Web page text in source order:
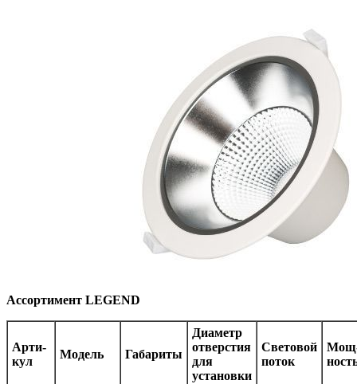
Ассортимент LEGEND
Ар­ти­
кул
Мо­дель Габариты
Диаметр
отверстия
для
установки
Световой
поток